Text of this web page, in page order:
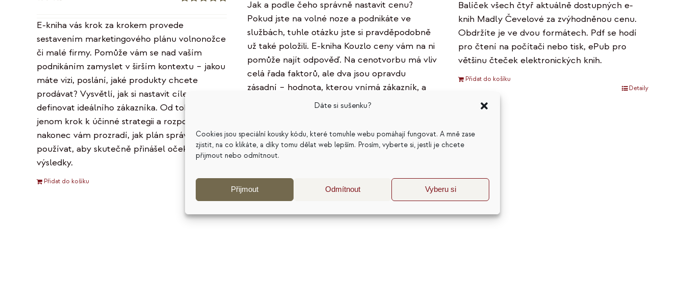
Dáte si sušenku?
Cookies jsou speciální kousky kódu, které tomuhle webu pomáhají fungovat. A mně zase
zjistit, na co klikáte, a díky tomu dělat web lepším. Prosím, vyberte si, jestli je chcete
přijmout nebo odmítnout.
Přijmout Odmítnout Vyberu si
E-kniha vás krok za krokem provede
sestavením marketingového plánu volnonožce
či malé firmy. Pomůže vám se nad vaším
podnikáním zamyslet v širším kontextu – jakou
máte vizi, poslání, jaké produkty chcete
prodávat? Vysvětlí, jak si nastavit cíle a
definovat ideálního zákazníka. Od toho už je
jenom krok k účinné strategii a rozpočtu. A
nakonec vám prozradí, jak plán správně
používat, aby skutečně přinášel očekávané
výsledky.
Přidat do košíku
Jak a podle čeho správně nastavit cenu?
Pokud jste na volné noze a podnikáte ve
službách, tuhle otázku jste si pravděpodobně
už také položili. E-kniha Kouzlo ceny vám na ni
pomůže najít odpověď. Na cenotvorbu má vliv
celá řada faktorů, ale dva jsou opravdu
zásadní – hodnota, kterou vnímá zákazník, a
pak hodnota, kterou vnímá podnikatel. V e-
ovlivnit tu druhou.
Přidat do košíku
byla:
996 Kč.
je:
799 Kč.
Balíček všech čtyř aktuálně dostupných e-
knih Madly Čevelové za zvýhodněnou cenu.
Obdržíte je ve dvou formátech. Pdf se hodí
pro čtení na počítači nebo tisk, ePub pro
většinu čteček elektronických knih.
Přidat do košíku
Detaily